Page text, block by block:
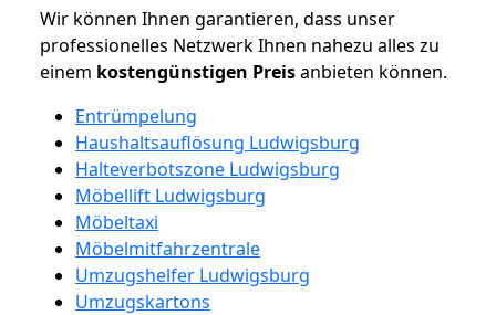
Wir können Ihnen garantieren, dass unser
professionelles Netzwerk Ihnen nahezu alles zu
einem kostengünstigen Preisanbieten können.
Entrümpelung
Haushaltsauflösung Ludwigsburg
Halteverbotszone Ludwigsburg
Möbellift Ludwigsburg
Möbeltaxi
Möbelmitfahrzentrale
Umzugshelfer Ludwigsburg
Umzugskartons